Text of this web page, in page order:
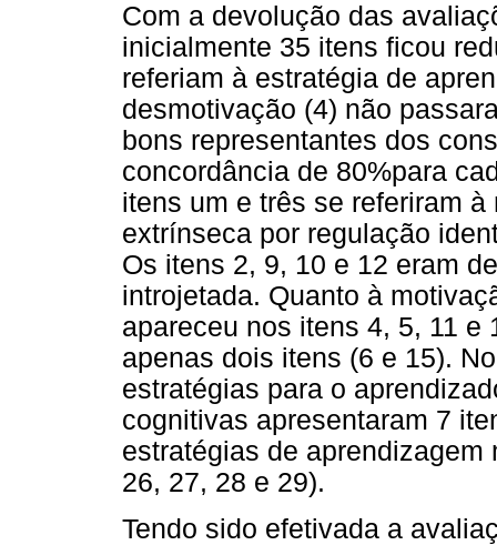
Com a devolução das
inicialmente 35 itens ficou
referiam à estratégia de
desmotivação (4) não
bons representantes dos
concordância de 80%para
itens um e três se referiram
extrínseca por regulação
Os itens 2, 9, 10 e 12 eram
introjetada. Quanto à
apareceu nos itens 4, 5, 11
apenas dois itens (6 e 15).
estratégias para o
cognitivas apresentaram 7
estratégias de
26, 27, 28 e 29).
Tendo sido efetivada a